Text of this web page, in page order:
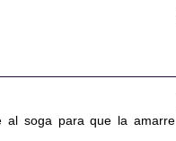
al soga para que la amarre